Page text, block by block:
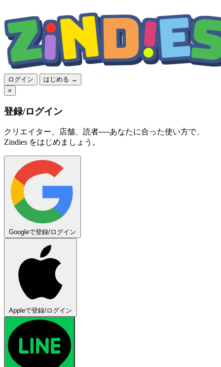
ログイン
はじめる →
×
登録/ログイン
クリエイター、店舗、読者──あなたに合った使い方で、
Zindies をはじめましょう。
Googleで登録/ログイン
Appleで登録/ログイン